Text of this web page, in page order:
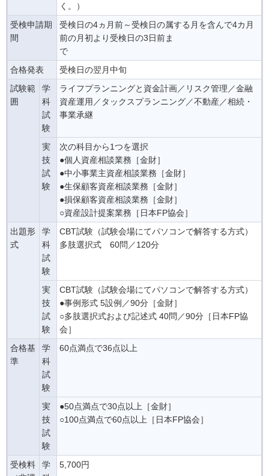
く。）
受検申請期
間
受検日の4ヵ月前～受検日の属する月を含んで4カ月
前の月初より受検日の3日前ま
で
合格発表
受検日の翌月中旬
試験範
囲
学
科
試
験
ライフプランニングと資金計画／リスク管理／金融
資産運用／タックスプランニング／不動産／相続・
事業承継
実
技
試
験
次の科目から1つを選択
●個人資産相談業務［金財］
●中小事業主資産相談業務［金財］
●生保顧客資産相談業務［金財］
●損保顧客資産相談業務［金財］
○資産設計提案業務［日本FP協会］
出題形
式
学
科
試
験
CBT試験（試験会場にてパソコンで解答する方式）
多肢選択式 60問／120分
実
技
試
験
CBT試験（試験会場にてパソコンで解答する方式）
●事例形式 5設例／90分［金財］
○多肢選択式および記述式 40問／90分［日本FP協
会］
合格基
準
学
科
試
験
60点満点で36点以上
実
技
試
験
●50点満点で30点以上［金財］
○100点満点で60点以上［日本FP協会］
受検料
学
5,700円